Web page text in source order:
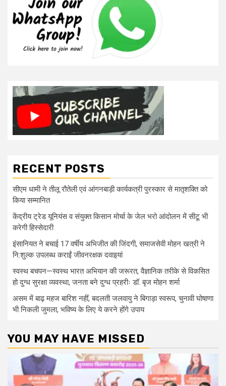
RECENT POSTS
सीएम धामी ने तीलू रौतेली एवं आंगनबाड़ी कार्यकत्री पुरस्कार से मातृशक्ति को
किया सम्मानित
केंद्रीय ट्रेड यूनियंस व संयुक्त किसान मोर्चा के जेल भरो आंदोलन में सीटू भी
करेगी हिस्सेदारी
इंसानियत ने बचाई 17 वर्षीय अभिजीत की जिंदगी, समाजसेवी मोहन खत्री ने
नि:शुल्क उपलब्ध कराईं जीवनरक्षक दवाइयां
स्वस्थ बचपन—स्वस्थ भारत अभियान की जरूरत, वैज्ञानिक तरीके से विकसित
हो दुग्ध सुरक्षा व्यवस्था, जनता बने दुग्ध प्रहरीः डॉ. बृज मोहन शर्मा
असम में बाढ़ महज बारिश नहीं, बदलती जलवायु ने बिगाड़ा स्वरूप, चुनावी घोषाणा
भी निकली जुमला, भविष्य के लिए ये करने होंगे उपाय
YOU MAY HAVE MISSED